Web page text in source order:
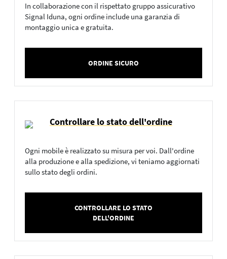
In collaborazione con il rispettato gruppo assicurativo
Signal Iduna, ogni ordine include una garanzia di
montaggio unica e gratuita.
ORDINE SICURO
Controllare lo stato dell'ordine
Ogni mobile è realizzato su misura per voi. Dall'ordine
alla produzione e alla spedizione, vi teniamo aggiornati
sullo stato degli ordini.
CONTROLLARE LO STATO
DELL'ORDINE